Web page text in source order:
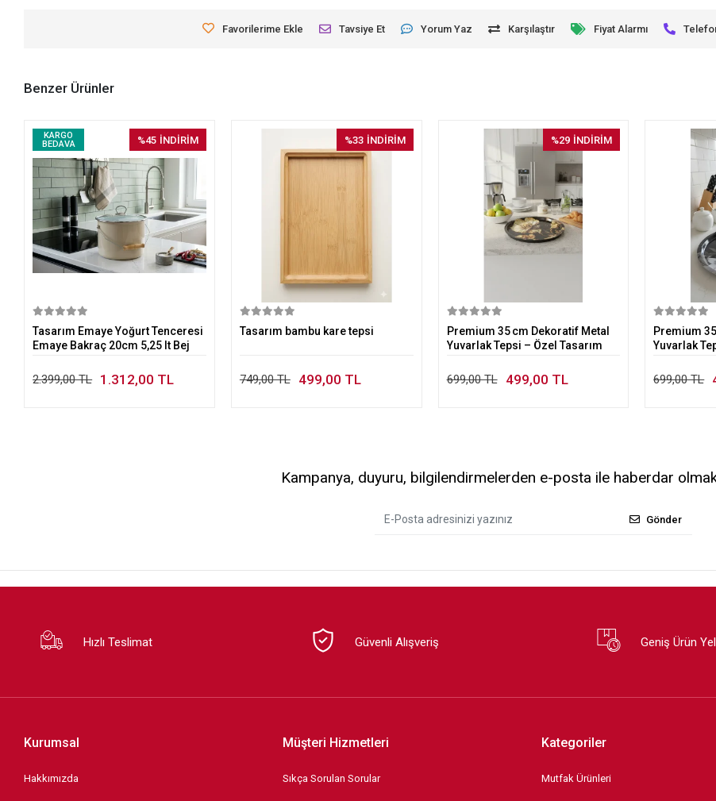
Favorilerime Ekle Tavsiye Et Yorum Yaz Karşılaştır Fiyat Alarmı
Benzer Ürünler
KARGO
BEDAVA
%45 İNDİRİM
Tasarım Emaye Yoğurt Tenceresi
Emaye Bakraç 20cm 5,25 lt Bej
2.399,00 TL 1.312,00 TL
%33 İNDİRİM
Tasarım bambu kare tepsi
749,00 TL 499,00 TL
%29 İNDİRİM
Premium 35 cm Dekoratif Metal
Yuvarlak Tepsi – Özel Tasarım
699,00 TL 499,00 TL
Premium
Yuvarlak
699,00 TL
Kampanya, duyuru, bilgilendirmelerden e-posta ile haberdar
Gönder
Hızlı Teslimat Güvenli Alışveriş Geniş Ürün
Kurumsal
Hakkımızda
Müşteri Hizmetleri
Sıkça Sorulan Sorular
Kategoriler
Mutfak Ürünleri